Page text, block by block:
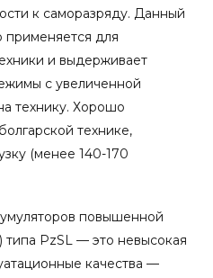
к саморазряду. Данный
применяется для
и выдерживает
с увеличенной
технику. Хорошо
технике,
(менее 140-170
повышенной
типа PzSL — это невысокая
качества —